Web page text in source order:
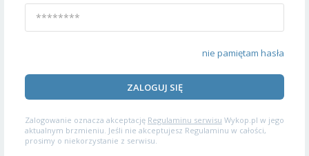
nie pamiętam hasła
ZALOGUJ SIĘ
Zalogowanie oznacza akceptację Regulaminu serwisu Wykop.pl w jego
aktualnym brzmieniu. Jeśli nie akceptujesz Regulaminu w całości,
prosimy o niekorzystanie z serwisu.